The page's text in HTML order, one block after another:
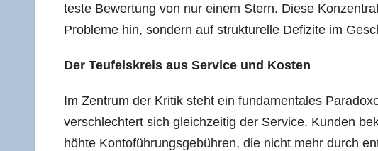
tes­te Bewer­tung von nur einem Stern. Die­se
Pro­ble­me hin, son­dern auf struk­tu­rel­le Defi­zi­te im
Der Teu­fels­kreis aus Ser­vice und Kosten
Im Zen­trum der Kri­tik steht ein fun­da­men­ta­les
ver­schlech­tert sich gleich­zei­tig der Ser­vice. Kun­den
höh­te Kon­to­füh­rungs­ge­büh­ren, die nicht mehr durch